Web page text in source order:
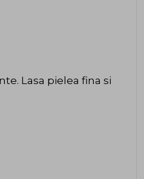
Lasa pielea fina si